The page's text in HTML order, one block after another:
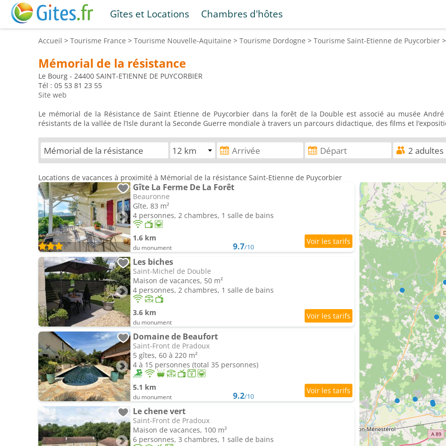
Gîtes et Locations Chambres d'hôtes
Accueil > Tourisme France > Tourisme Nouvelle-Aquitaine > Tourisme Dordogne > Tourisme Saint-Etienne de Puycorbier
Mémorial de la résistance
Le Bourg - 24400 SAINT-ETIENNE DE PUYCORBIER
Tél : 05 53 81 23 55
Site web
Le mémorial de la Résistance de Saint Etienne de Puycorbier dans la forêt de la Double est associé au musée
résistants de la vallée de l’Isle durant la Seconde Guerre mondiale à travers un parcours didactique, des films et
Locations de vacances à proximité à Mémorial de la résistance Saint-Etienne de Puycorbier
Gîte La Ferme De La Forêt
Beauronne
Gîte, 83 m²
4 personnes, 2 chambres, 1 salle de bains
1.6 km
du monument 9.7/10
Les biches
Saint-Michel de Double
Maison de vacances, 50 m²
4 personnes, 2 chambres, 1 salle de bains
3.6 km
du monument
Domaine de Beaufort
Saint-Front de Pradoux
5 gîtes, 60 à 220 m²
4 à 15 personnes (total 35 personnes)
5.1 km
du monument 9.2/10
Le chene vert
Saint-Front de Pradoux
Maison de vacances, 100 m²
6 personnes, 3 chambres, 1 salle de bains